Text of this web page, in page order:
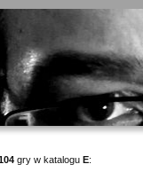
gry w katalogu E: